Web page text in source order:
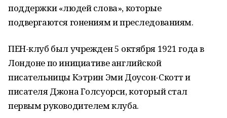
поддержки «людей слова», которые
подвергаются гонениям и преследованиям.
ПЕН-клуб был учрежден 5 октября 1921 года в
Лондоне по инициативе английской
писательницы Кэтрин Эми Доусон-Скотт и
писателя Джона Голсуорси, который стал
первым руководителем клуба.